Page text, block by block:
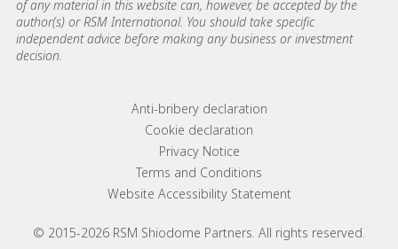
of any material in this website can, however, be accepted by the
author(s) or RSM International. You should take specific
independent advice before making any business or investment
decision.
© 2015-2026 RSM Shiodome Partners. All rights reserved.
Footer menu linksAnti-bribery declaration
Cookie declaration
Privacy Notice
Terms and Conditions
Website Accessibility Statement